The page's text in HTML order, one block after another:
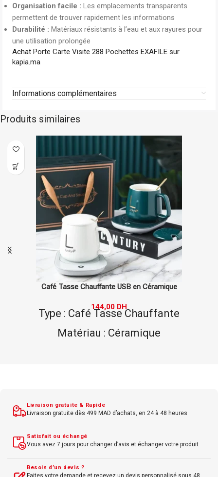
Organisation facile : Les emplacements transparents
permettent de trouver rapidement les informations
Durabilité : Matériaux résistants à l’eau et aux rayures pour
une utilisation prolongée
Achat Porte Carte Visite 288 Pochettes EXAFILE sur
kapia.ma
Informations complémentaires
Produits similaires
Organiseur de Bureau en Métal FABO
Fabo
36,00 DH
Type : Organiseur de Bureau
Matériau : Métal
Accessoires : Aucun
Livraison gratuite & Rapide
Livraison gratuite dès 499 MAD d’achats, en 24 à 48 heures
Satisfait ou échangé
Vous avez 7 jours pour changer d’avis et échanger votre produit
Besoin d’un devis ?